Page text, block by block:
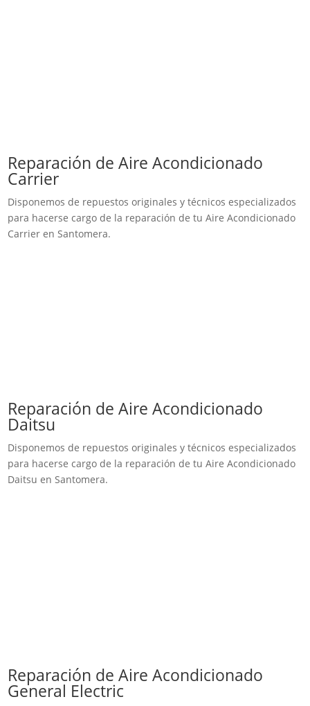
Reparación de Aire Acondicionado
Carrier
Disponemos de repuestos originales y técnicos especializados
para hacerse cargo de la reparación de tu Aire Acondicionado
Carrier en Santomera.
Reparación de Aire Acondicionado
Daitsu
Disponemos de repuestos originales y técnicos especializados
para hacerse cargo de la reparación de tu Aire Acondicionado
Daitsu en Santomera.
Reparación de Aire Acondicionado
General Electric